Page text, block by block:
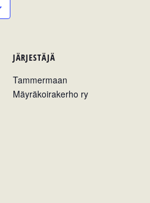
JÄRJESTÄJÄ
Tammermaan
Mäyräkoirakerho ry